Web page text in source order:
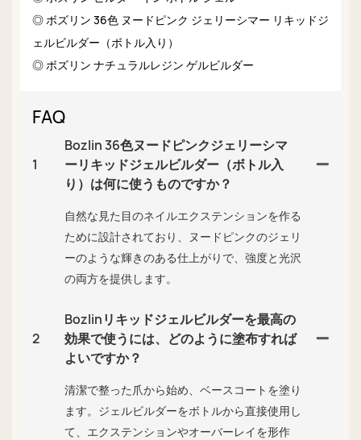
◎ ボズリン 36色 ヌードピンク ジェリーシマー リキッドジ
ェルビルダー（ボトル入り）
◎ ボズリン ナチュラルレジン ゲルビルダー
FAQ
1
Bozlin 36色ヌードピンクジェリーシマ
ーリキッドジェルビルダー（ボトル入
り）は何に使うものですか？
自然な見た目のネイルエクステンションを作る
ために設計されており、ヌードピンクのジェリ
ーのような輝きのある仕上がりで、強度と光沢
の両方を提供します。
2
Bozlinリキッドジェルビルダーを最高の
効果で使うには、どのように塗布すれば
よいですか？
清潔で整った爪から始め、ベースコートを塗り
ます。ジェルビルダーをボトルから直接使用し
て、エクステンションやオーバーレイを形作